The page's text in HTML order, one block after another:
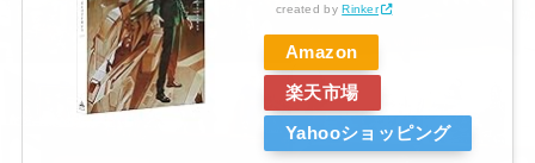
created byRinker
Amazon
楽天市場
Yahooショッピング